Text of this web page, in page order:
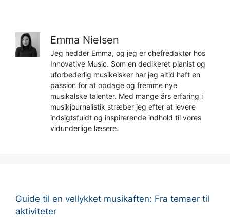
Emma Nielsen
Jeg hedder Emma, og jeg er chefredaktør hos
Innovative Music. Som en dedikeret pianist og
uforbederlig musikelsker har jeg altid haft en
passion for at opdage og fremme nye
musikalske talenter. Med mange års erfaring i
musikjournalistik stræber jeg efter at levere
indsigtsfuldt og inspirerende indhold til vores
vidunderlige læsere.
Guide til en vellykket musikaften: Fra temaer til
aktiviteter